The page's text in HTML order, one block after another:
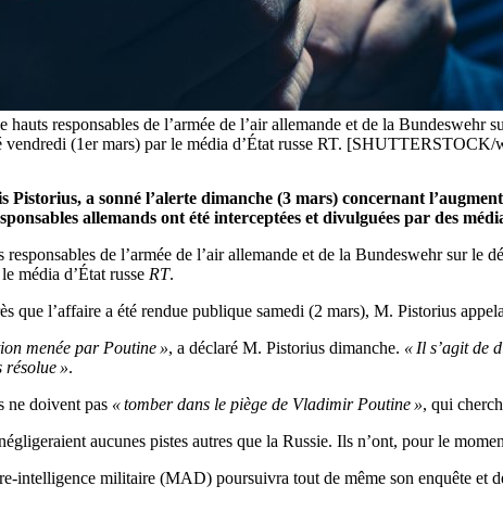
responsables de l’armée de l’air allemande et de la
vendredi (1er mars) par le média d’État russe RT. [SHUTTERSTOCK/
a sonné l’alerte dimanche (3 mars) concernant
allemands ont été interceptées et divulguées par des
de l’armée de l’air allemande et de la Bundeswehr sur
média d’État russe RT.
que l’affaire a été rendue publique samedi (2 mars), M. Pistorius
menée par Poutine », a déclaré M. Pistorius dimanche. « Il s’agit de
».
ne doivent pas « tomber dans le piège de Vladimir Poutine », qui
aucunes pistes autres que la Russie. Ils n’ont, pour le
intelligence militaire (MAD) poursuivra tout de même son enquête et